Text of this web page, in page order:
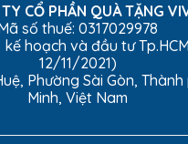
CỔ PHẦN QUÀ TẶNG
số thuế: 0317029978
hoạch và đầu tư
12/11/2021)
Phường Sài Gòn, Thành
Minh, Việt Nam